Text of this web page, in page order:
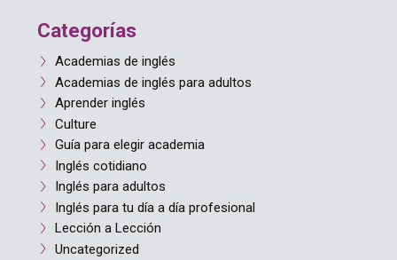
Categorías
Academias de inglés
Academias de inglés para adultos
Aprender inglés
Culture
Guía para elegir academia
Inglés cotidiano
Inglés para adultos
Inglés para tu día a día profesional
Lección a Lección
Uncategorized